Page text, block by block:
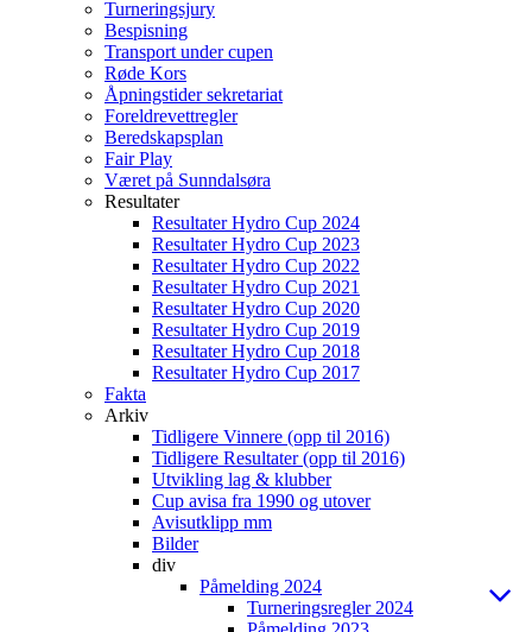
Turneringsjury
Bespisning
Transport under cupen
Røde Kors
Åpningstider sekretariat
Foreldrevettregler
Beredskapsplan
Fair Play
Været på Sunndalsøra
Resultater
Resultater Hydro Cup 2024
Resultater Hydro Cup 2023
Resultater Hydro Cup 2022
Resultater Hydro Cup 2021
Resultater Hydro Cup 2020
Resultater Hydro Cup 2019
Resultater Hydro Cup 2018
Resultater Hydro Cup 2017
Fakta
Arkiv
Tidligere Vinnere (opp til 2016)
Tidligere Resultater (opp til 2016)
Utvikling lag & klubber
Cup avisa fra 1990 og utover
Avisutklipp mm
Bilder
div
Påmelding 2024
Turneringsregler 2024